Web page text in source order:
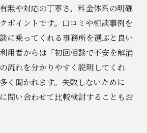
無や対応の丁寧さ、料金体系の明確
ポイントです。口コミや相談事例を
に乗ってくれる事務所を選ぶと良い
用者からは「初回相談で不安を解消
流れを分かりやすく説明してくれ
く聞かれます。失敗しないために
問い合わせて比較検討することもお